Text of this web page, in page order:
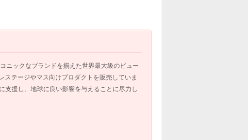
ニックなブランドを揃えた世界最大級のビュー
テージやマス向けプロダクトを販売していま
支援し、地球に良い影響を与えることに尽力し